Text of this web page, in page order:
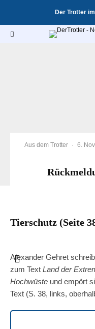
Der Trotter
Aus dem Trotter · 6.
Tierschutz (Seite
Alexander Gehret
zum Text Land der
Hochwüste und empört
Text (S. 38, links,